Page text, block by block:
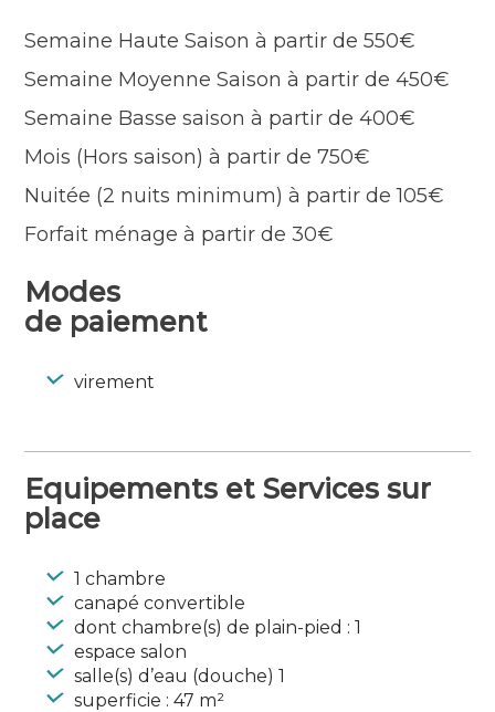
Semaine Haute Saison à partir de 550€
Semaine Moyenne Saison à partir de 450€
Semaine Basse saison à partir de 400€
Mois (Hors saison) à partir de 750€
Nuitée (2 nuits minimum) à partir de 105€
Forfait ménage à partir de 30€
Modes
de paiement
virement
Equipements et Services sur
place
1 chambre
canapé convertible
dont chambre(s) de plain-pied : 1
espace salon
salle(s) d’eau (douche) 1
superficie : 47 m²